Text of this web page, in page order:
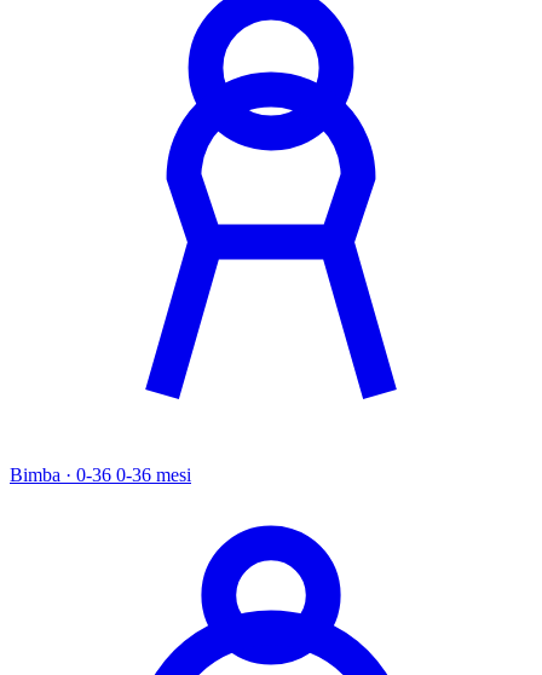
Bimba · 0-36 0-36 mesi